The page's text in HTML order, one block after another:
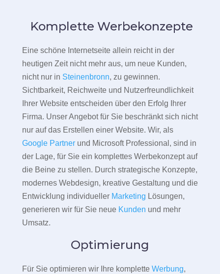
Komplette Werbekonzepte
Eine schöne Internetseite allein reicht in der
heutigen Zeit nicht mehr aus, um neue Kunden,
nicht nur in Steinenbronn, zu gewinnen.
Sichtbarkeit, Reichweite und Nutzerfreundlichkeit
Ihrer Website entscheiden über den Erfolg Ihrer
Firma. Unser Angebot für Sie beschränkt sich nicht
nur auf das Erstellen einer Website. Wir, als
Google Partnerund Microsoft Professional, sind in
der Lage, für Sie ein komplettes Werbekonzept auf
die Beine zu stellen. Durch strategische Konzepte,
modernes Webdesign, kreative Gestaltung und die
Entwicklung individueller Marketing Lösungen,
generieren wir für Sie neue Kunden und mehr
Umsatz.
Optimierung
Für Sie optimieren wir Ihre komplette Werbung,